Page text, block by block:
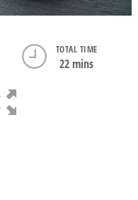
TOTAL TIME
22 mins